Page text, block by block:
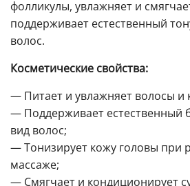
фолликулы, увлажняет и
поддерживает естественный
волос.
Косметические свойства:
— Питает и увлажняет волосы и
— Поддерживает естественный
вид волос;
— Тонизирует кожу головы при
массаже;
— Смягчает и кондиционирует